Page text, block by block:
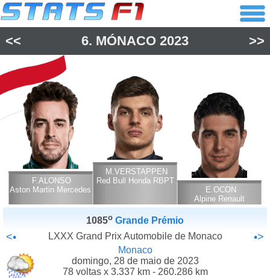
<< 6. MÓNACO 2023 >>
F.ALONSO
Aston Martin Mercedes
M.VERSTAPPEN
Red Bull Honda RBPT
E.OCON
Alpine Renault
1085o Grande Prémio
<• LXXX Grand Prix Automobile de Monaco •>
Monaco
domingo, 28 de maio de 2023
78 voltas x 3.337 km - 260.286 km